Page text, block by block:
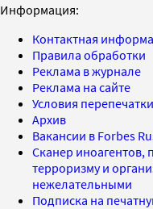
Информация:
Контактная
Правила обработки
Реклама в журнале
Реклама на сайте
Условия перепечатки
Архив
Вакансии в Forbes
Сканер иноагентов,
терроризму и
нежелательными
Подписка на